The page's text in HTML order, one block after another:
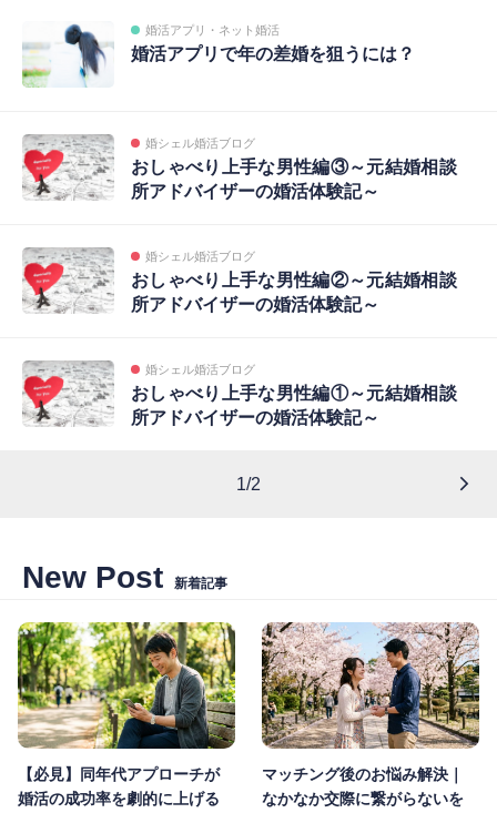
婚活アプリ・ネット婚活
婚活アプリで年の差婚を狙うには？
婚シェル婚活ブログ
おしゃべり上手な男性編③～元結婚相談
所アドバイザーの婚活体験記～
婚シェル婚活ブログ
おしゃべり上手な男性編②～元結婚相談
所アドバイザーの婚活体験記～
婚シェル婚活ブログ
おしゃべり上手な男性編①～元結婚相談
所アドバイザーの婚活体験記～
1/2
New Post 新着記事
【必見】同年代アプローチが
婚活の成功率を劇的に上げる
マッチング後のお悩み解決｜
なかなか交際に繋がらないを